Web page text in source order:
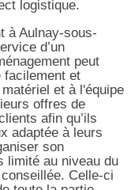
logistique.
à Aulnay-sous-
d’un
peut
facilement et
et à l'équipe
offres de
afin qu’ils
adaptée à leurs
son
limité au niveau du
Celle-ci